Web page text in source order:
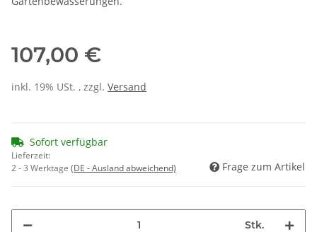
107,00 €
inkl. 19% USt. , zzgl. Versand
Sofort verfügbar
Lieferzeit:
2 - 3 Werktage (DE - Ausland abweichend) Frage zum Artikel
Stk.